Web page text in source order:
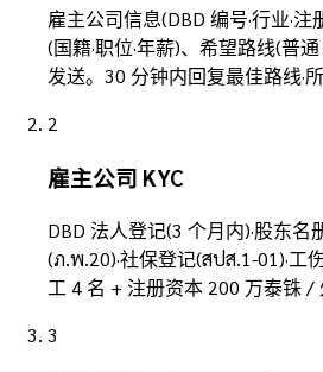
雇主公司信息(DBD 编号·行业·
(国籍·职位·年薪)、希望路线(普
发送。30 分钟内回复最佳路线·所
2
雇主公司 KYC
DBD 法人登记(3 个月内)·股东名
(ภ.พ.20)·社保登记(สปส.1-01)·工
工 4 名 + 注册资本 200 万泰铢 /
3